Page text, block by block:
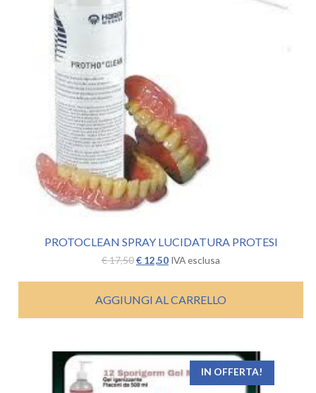
PROTOCLEAN SPRAY LUCIDATURA PROTESI
€17,50Il
originale
era:
€ 17,50.
€ 12,50Il
attuale
è:
€ 12,50.
IVA esclusa
AGGIUNGI AL CARRELLO
IN OFFERTA!